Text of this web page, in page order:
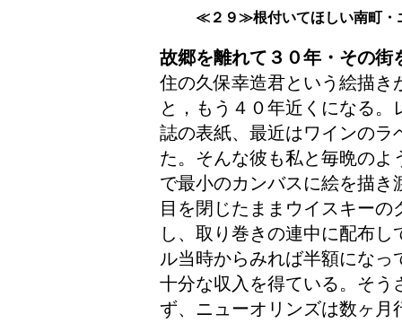
≪２９≫根付いてほしい南町・
故郷を離れて３０年・その街
住の久保幸造君という絵描き
と，もう４０年近くになる
誌の表紙、最近はワインのラ
た。そんな彼も私と毎晩の
で最小のカンバスに絵を描
目を閉じたままウイスキー
し、取り巻きの連中に配布
ル当時からみれば半額にな
十分な収入を得ている。そう
ず、ニューオリンズは数ヶ月